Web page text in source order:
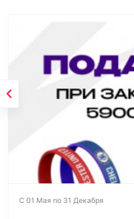
С 01 Мая по 31 Декабря